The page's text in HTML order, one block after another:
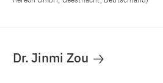
Dr. Jinmi Zou